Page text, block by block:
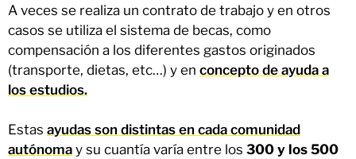
A veces se realiza un contrato de trabajo y en otros
casos se utiliza el sistema de becas, como
compensación a los diferentes gastos originados
(transporte, dietas, etc…) y en concepto de ayuda a
los estudios.
Estas ayudas son distintas en cada comunidad
autónoma y su cuantía varía entre los 300 y los 500